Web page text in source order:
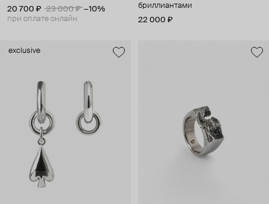
20 700 ₽
23 000 ₽ −10%
при оплате онлайн
бриллиантами
22 000 ₽
exclusive